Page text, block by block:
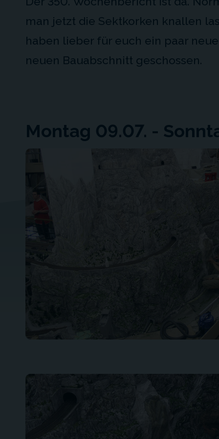
man jetzt die Sektkorken knallen
haben lieber für euch ein paar
neuen Bauabschnitt geschossen.
Montag 09.07. -